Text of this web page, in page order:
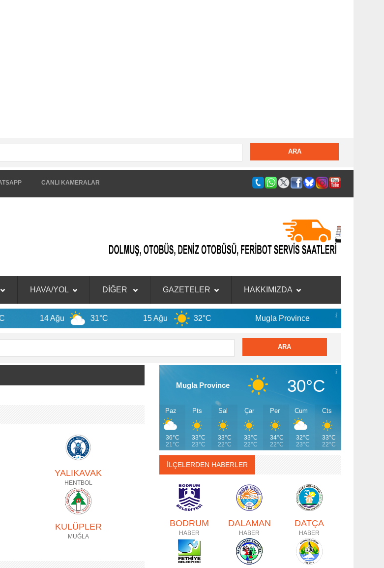
CANLI KAMERALAR
HAVA/YOL DİĞER GAZETELER HAKKIMIZDA
31°C 15 Ağu 32°C Mugla Province 9 Ağu
YALIKAVAK
HENTBOL
KULÜPLER
MUĞLA
Mugla Province 30°C
Paz
36°C
21°C
Pts
33°C
23°C
Sal
33°C
22°C
Çar
33°C
22°C
Per
34°C
22°C
Cum
32°C
23°C
Cts
33°C
22°C
İLÇELERDEN HABERLER
BODRUM
HABER
DALAMAN
HABER
DATÇA
HABER